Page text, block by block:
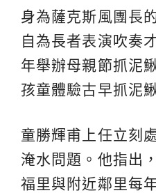
身為薩克斯風團長
自為長者表演吹奏
年舉辦母親節抓泥
孩童體驗古早抓泥
童勝輝甫上任立刻
淹水問題。他指出
福里與附近鄰里每